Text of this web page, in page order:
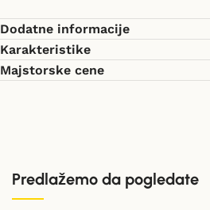
Dodatne informacije
Karakteristike
Majstorske cene
Predlažemo da pogledate